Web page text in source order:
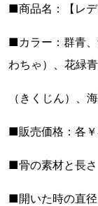
■商品名：【レ
■カラー：群青
わちゃ）、花緑
（きくじん）、
■販売価格：各￥
■骨の素材と長
■開いた時の直径